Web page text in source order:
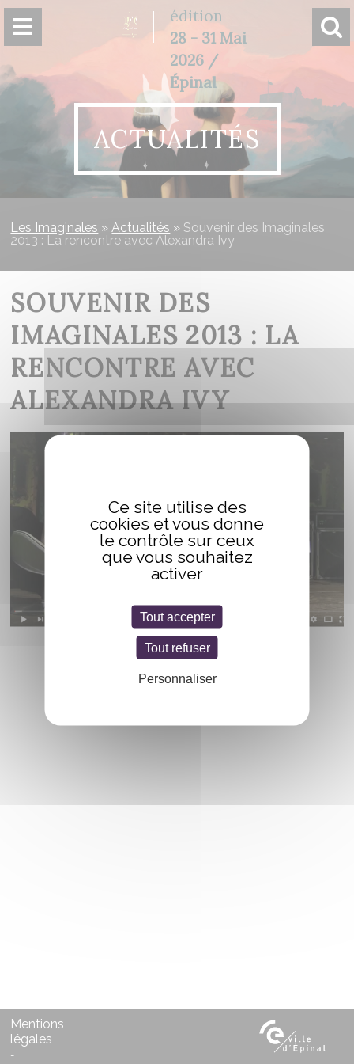
édition
28 - 31 Mai
2026 /
Épinal
ACTUALITÉS
Les Imaginales »Actualités » Souvenir des Imaginales
2013 : La rencontre avec Alexandra Ivy
SOUVENIR DES
IMAGINALES 2013 : LA
RENCONTRE AVEC
ALEXANDRA IVY
Mentions
légales
-
Panneau de gestion des cookies
Ce site utilise des
cookies et vous donne
le contrôle sur ceux
que vous souhaitez
activer
Tout accepter
Tout refuser
Personnaliser